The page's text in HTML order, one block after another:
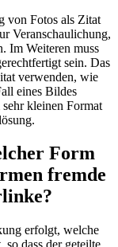
von Fotos als Zitat
Veranschaulichung,
Im Weiteren muss
sein. Das
verwenden, wie
eines Bildes
kleinen Format
Form
fremde
erfolgt, welche